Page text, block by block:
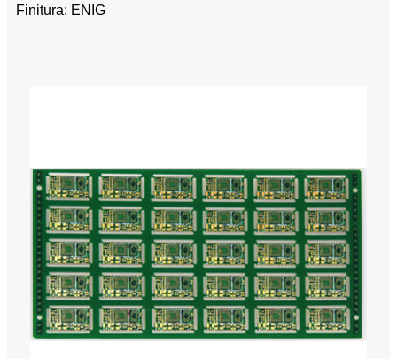
Finitura: ENIG